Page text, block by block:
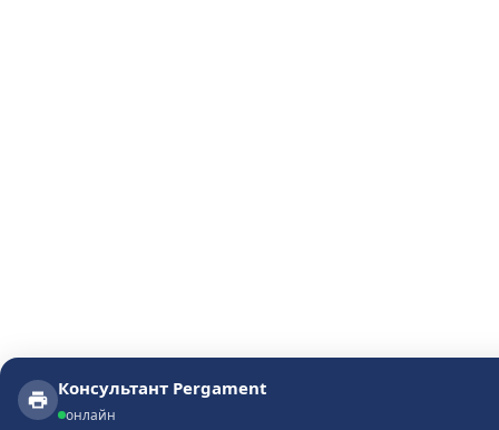
Консультант Pergament
онлайн
Консультант Pergament